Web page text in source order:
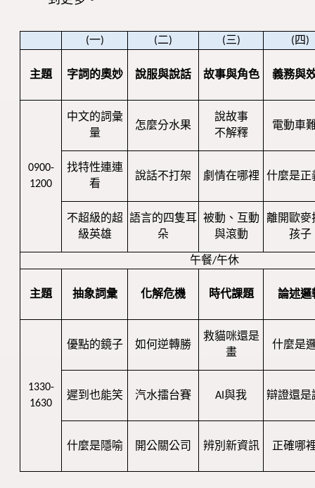
(一) (二) (三) (四)
主題 字詞的奧妙 說服與說話 故事與角色 義務與
0900-
1200
中文的詞彙
量
怎麼分水果
說故事
不解釋
電動車
找特性連連
看
說話不打架 劇情在哪裡 什麼是正
不超級的超
級英雄
語言的四隻耳
朵
被動、互動
與滾動
離開歐麥
孩子
午餐/午休
主題 抽象詞彙 化解危機 時代課題 論述邏
1330-
1630
優點的鏡子 如何逆轉勝
救貓咪還是
畫
什麼是
遲到也能笑 汽水擂台賽 AI與我 辯證還是
什麼是隱喻 開公關公司 辨別新資訊 正確哪